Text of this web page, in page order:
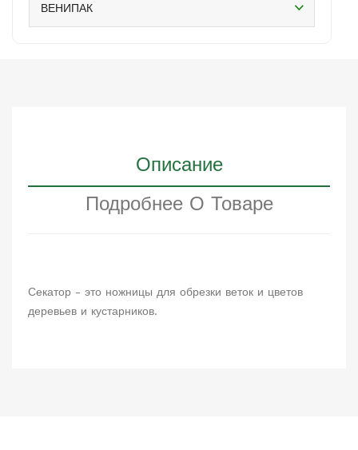
ВЕНИПАК
Описание
Подробнее О Товаре
Секатор - это ножницы для обрезки веток и цветов
деревьев и кустарников.